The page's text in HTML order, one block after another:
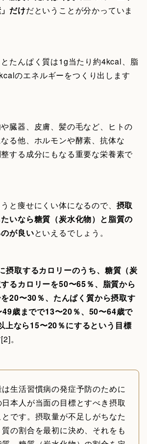
だけだということが分かっていま
たんぱく質は1g当たり約4kcal、脂
のエネルギーをつくり出します
臓器、皮膚、髪の毛など、ヒトの
る他、ホルモンや酵素、抗体な
する成分にもなる重要な栄養素で
と痩せにくい体になるので、 摂取
いなら糖質（炭水化物）と脂質の
が良いといえるでしょう。
摂取するカロリーのうち、糖質（炭
るカロリーを50〜65％、脂質から
20〜30％、たんぱく質から摂取す
歳までで13〜20％、50〜64歳で
上なら15〜20％にするという目標
。
は生活習慣病の発症予防のために
本人が当面の目標とすべき摂取
です。摂取量が不足しがちなた
の割合を最初に決め、それをも